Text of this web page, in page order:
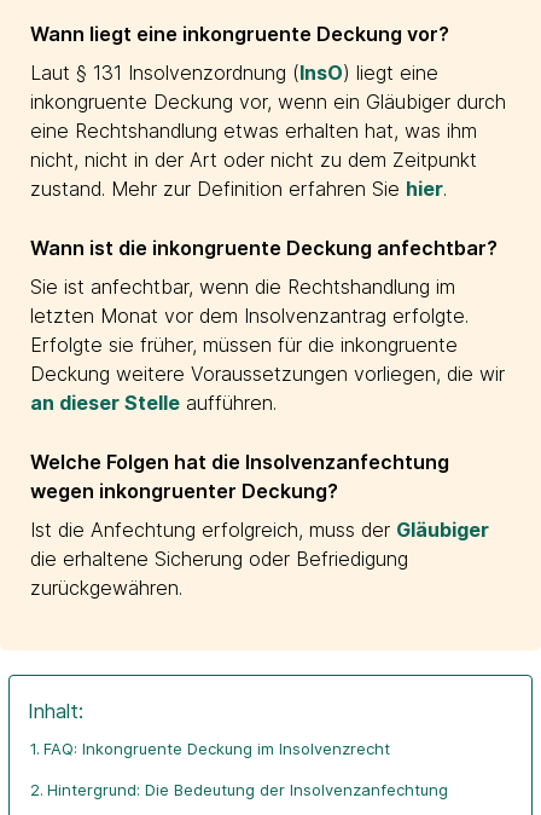
Wann liegt eine inkongruente Deckung vor?
Laut § 131 Insolvenzordnung (InsO) liegt eine
inkongruente Deckung vor, wenn ein Gläubiger durch
eine Rechtshandlung etwas erhalten hat, was ihm
nicht, nicht in der Art oder nicht zu dem Zeitpunkt
zustand. Mehr zur Definition erfahren Sie hier.
Wann ist die inkongruente Deckung anfechtbar?
Sie ist anfechtbar, wenn die Rechtshandlung im
letzten Monat vor dem Insolvenzantrag erfolgte.
Erfolgte sie früher, müssen für die inkongruente
Deckung weitere Voraussetzungen vorliegen, die wir
an dieser Stelle aufführen.
Welche Folgen hat die Insolvenzanfechtung
wegen inkongruenter Deckung?
Ist die Anfechtung erfolgreich, muss der Gläubiger
die erhaltene Sicherung oder Befriedigung
zurückgewähren.
Inhalt:
FAQ: Inkongruente Deckung im Insolvenzrecht
Hintergrund: Die Bedeutung der Insolvenzanfechtung